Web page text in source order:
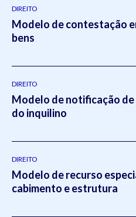
DIREITO
Modelo de contestação
bens
DIREITO
Modelo de notificação
do inquilino
DIREITO
Modelo de recurso
cabimento e estrutura